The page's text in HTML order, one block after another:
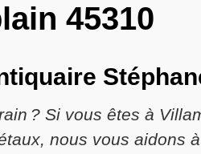
45310
? Si vous êtes à
nous vous aidons